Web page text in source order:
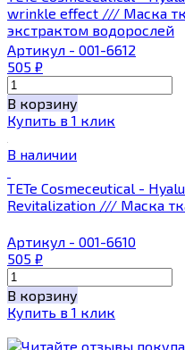
wrinkle effect /// Маска
экстрактом водорослей
Артикул - 001-6612
505 ₽
В корзину
Купить в 1 клик
В наличии
TETe Cosmeceutical -
Revitalization /// Маска
Артикул - 001-6610
505 ₽
В корзину
Купить в 1 клик